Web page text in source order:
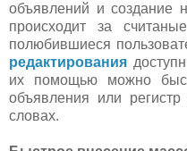
объявлений и создание
происходит за
полюбившиеся
редактирования
их помощью можно
объявления или
словах.